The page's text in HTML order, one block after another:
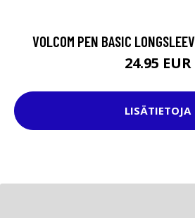
VOLCOM PEN BASIC
24.95 EUR
LISÄTIETOJA